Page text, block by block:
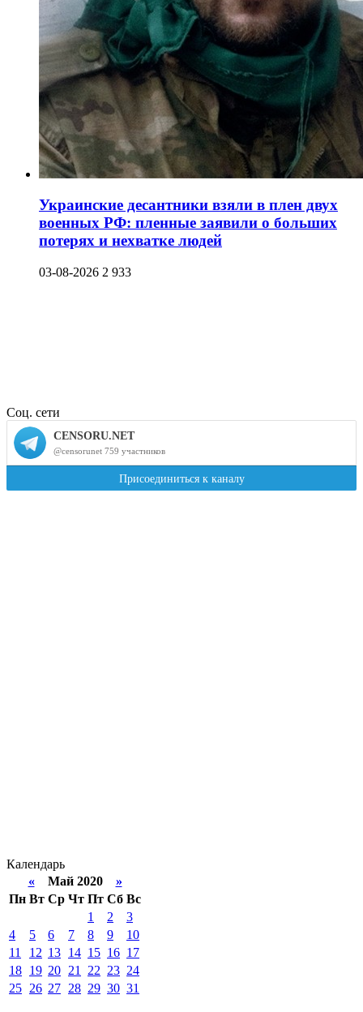
Украинские десантники взяли в плен двух
военных РФ: пленные заявили о больших
потерях и нехватке людей
03-08-2026 2 933
Соц. сети
Календарь
«Май 2020 »
Пн Вт Ср Чт Пт Сб Вс
1
2
3
4
5 6 7 8 9
10
11
12 13 14 15 16 17
18 19 20 21 22 23 24
25 26 27 28 29 30 31